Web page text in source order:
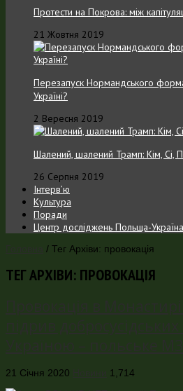
Протести на Покрова: між
21 Жовтня 2019
Перезапуск Нормандського
Україні?
2 Вересня 2019
Шалений, шалений Трамп: Кім, Сі,
26 Серпня 2019
Інтерв’ю
Культура
Поради
Центр досліджень Польща-Україна
/ Тег Архіви: провокація
ТЕГ АРХІВИ: ПРОВОКАЦІЯ
21 Січня 2020 1,714